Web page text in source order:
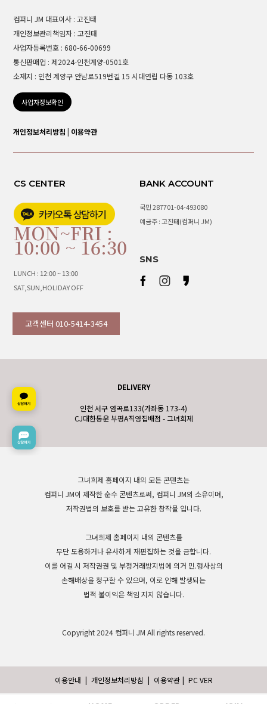
컴퍼니 JM 대표이사 : 고진태
개인정보관리책임자 : 고진태
사업자등록번호 : 680-66-00699
통신판매업 : 제2024-인천계양-0501호
소재지 : 인천 계양구 안남로519번길 15 시대연립 다동 103호
사업자정보확인
개인정보처리방침 | 이용약관
CS CENTER
MON~FRI :
10:00 ~ 16:30
LUNCH : 12:00 ~ 13:00
SAT,SUN,HOLIDAY OFF
고객센터 010-5414-3454
BANK ACCOUNT
국민 287701-04-493080
예금주 : 고진태(컴퍼니 JM)
SNS
DELIVERY
인천 서구 염곡로133(가좌동 173-4)
CJ대한통운 부평A직영집배점 - 그녀희제
그녀희제 홈페이지 내의 모든 콘텐츠는
컴퍼니 JM이 제작한 순수 콘텐츠로써, 컴퍼니 JM의 소유이며,
저작권법의 보호를 받는 고유한 창작물 입니다.
그녀희제 홈페이지 내의 콘텐츠를
무단 도용하거나 유사하게 재편집하는 것을 금합니다.
이를 어길 시 저작권권 및 부정거래방지법에 의거 민.형사상의
손해배상을 청구할 수 있으며, 이로 인해 발생되는
법적 불이익은 책임 지지 않습니다.
Copyright 2024 컴퍼니 JM All rights reserved.
이용안내 | 개인정보처리방침 | 이용약관 | PC VER